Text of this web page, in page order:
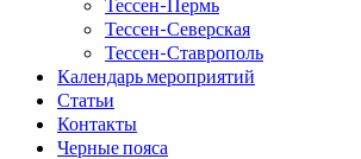
Тессен-Северская
Тессен-Ставрополь
Календарь мероприятий
Статьи
Контакты
Черные пояса